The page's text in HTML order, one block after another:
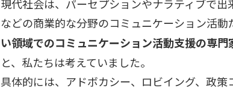
現代社会は、パーセプションやナラティブで
などの商業的な分野のコミュニケーション活動
い領域でのコミュニケーション活動支援の専門
と、私たちは考えていました。
具体的には、アドボカシー、ロビイング、政